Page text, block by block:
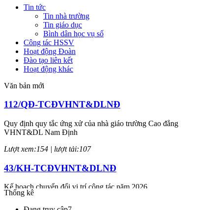
Tin tức
Tin nhà trường
Tin giáo dục
Bình dân học vụ số
Công tác HSSV
Hoạt động Đoàn
Đào tạo liên kết
Hoạt động khác
Văn bản mới
112/QĐ-TCĐVHNT&DLNĐ
Quy định quy tắc ứng xử của nhà giáo trường Cao đẳng
VHNT&DL Nam Định
Lượt xem:154 | lượt tải:107
43/KH-TCĐVHNT&DLNĐ
Kế hoạch chuyển đổi vị trí công tác năm 2026
Thống kê